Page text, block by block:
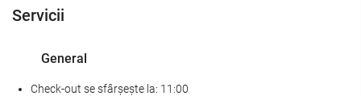
Servicii
General
Check-out se sfârșește la: 11:00